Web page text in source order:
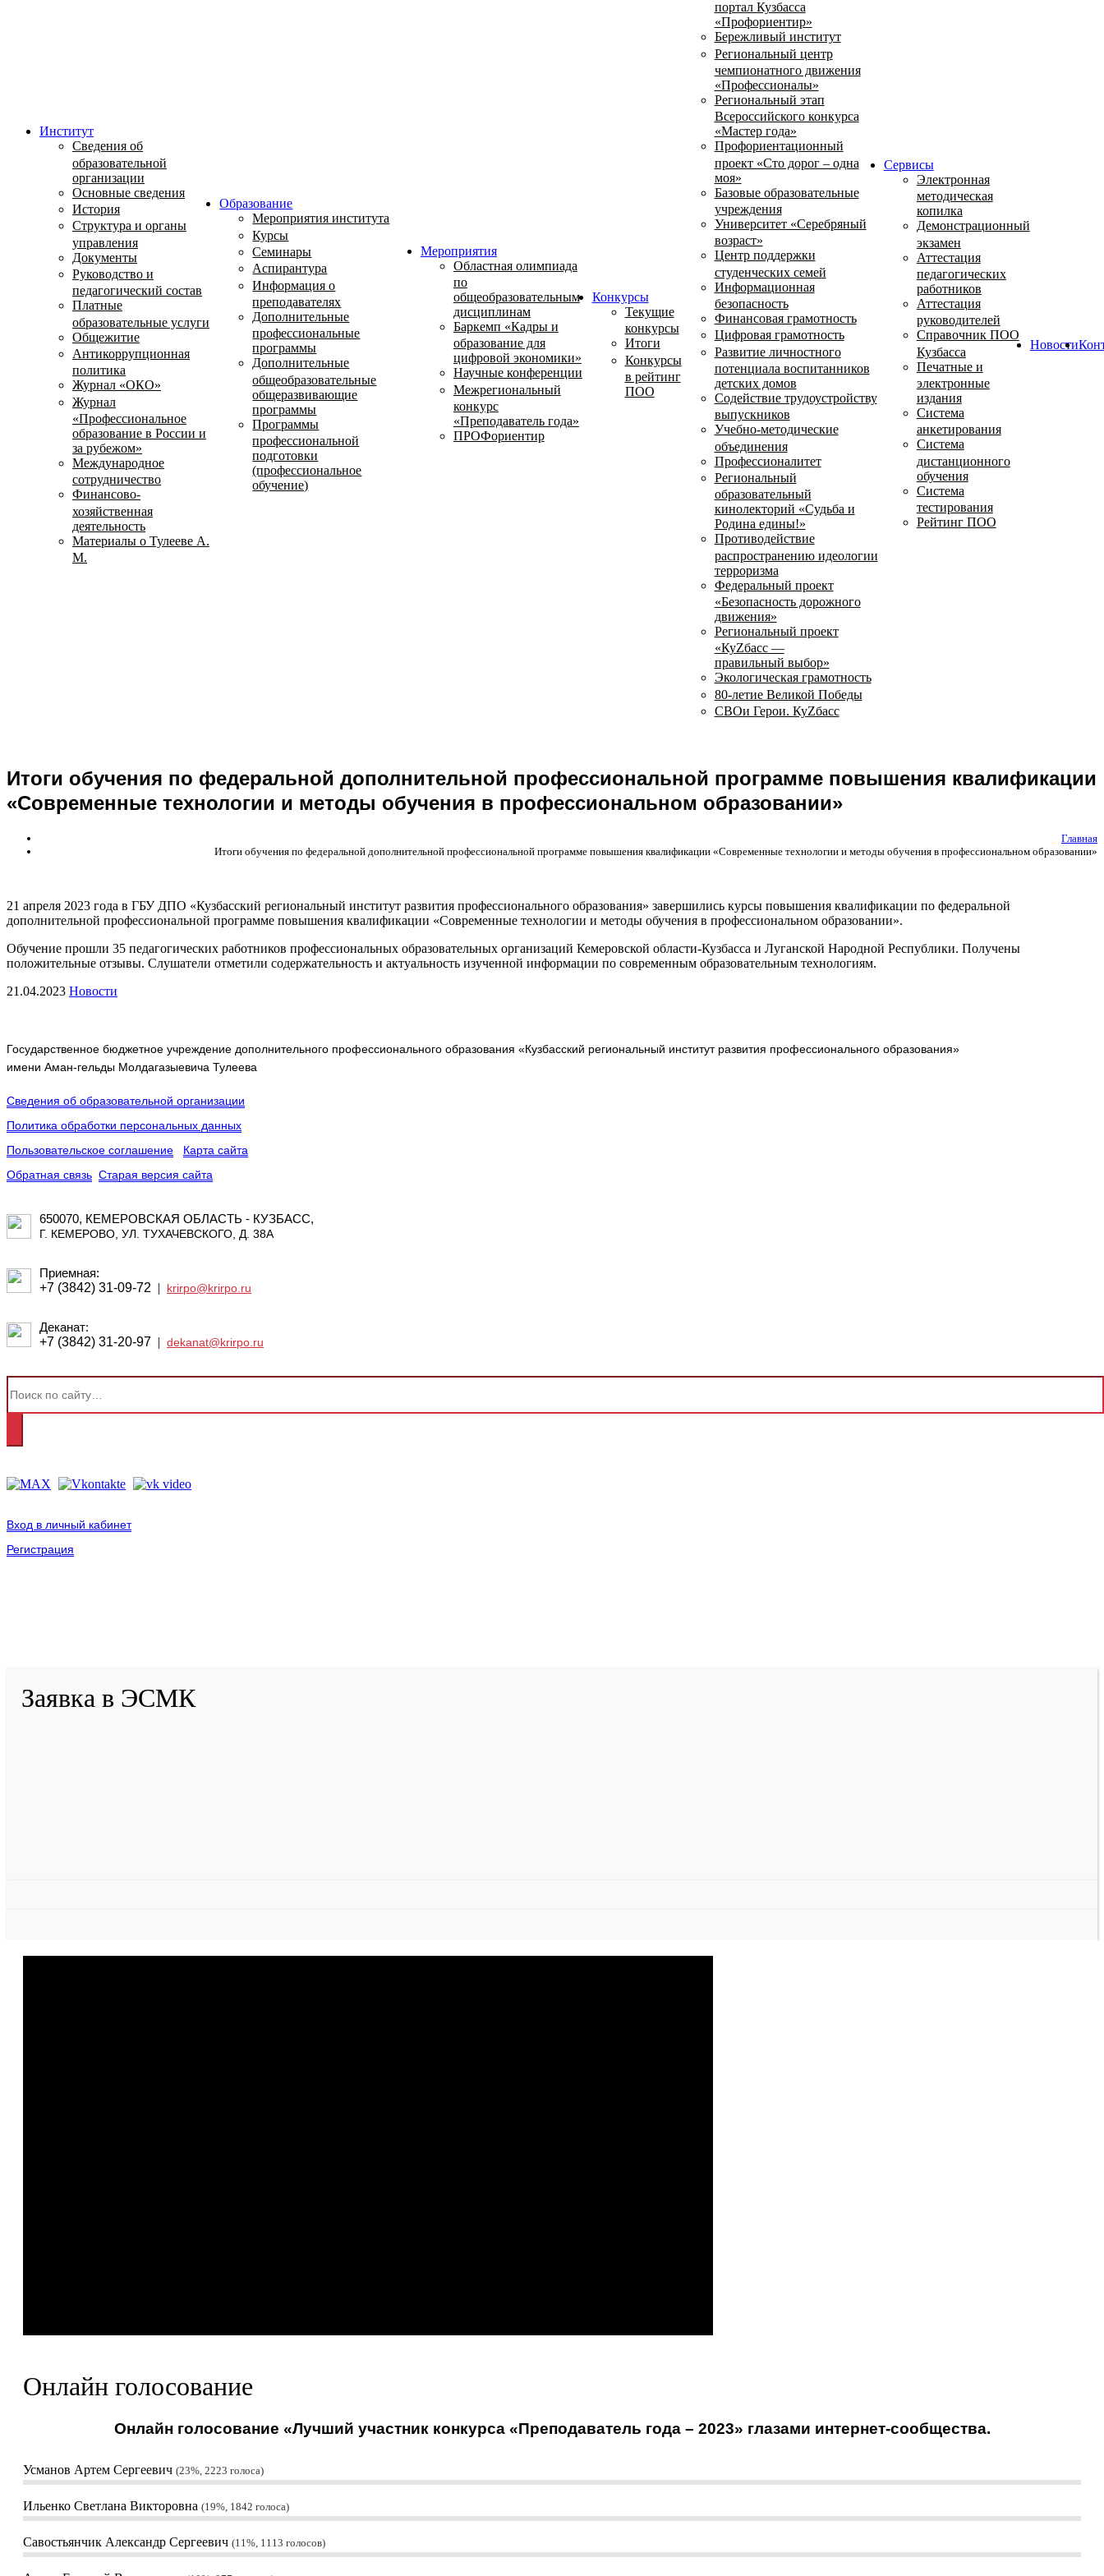
Институт
Сведения об
образовательной
организации
Основные сведения
История
Структура и органы
управления
Документы
Руководство и
педагогический состав
Платные
образовательные услуги
Общежитие
Антикоррупционная
политика
Журнал «ОКО»
Журнал
«Профессиональное
образование в России и
за рубежом»
Международное
сотрудничество
Финансово-
хозяйственная
деятельность
Материалы о Тулееве А.
М.
Образование
Мероприятия института
Курсы
Семинары
Аспирантура
Информация о
преподавателях
Дополнительные
профессиональные
программы
Дополнительные
общеобразовательные
общеразвивающие
программы
Программы
профессиональной
подготовки
(профессиональное
обучение)
Мероприятия
Областная олимпиада
по
общеобразовательным
дисциплинам
Баркемп «Кадры и
образование для
цифровой экономики»
Научные конференции
Межрегиональный
конкурс
«Преподаватель года»
ПРОФориентир
Конкурсы
Текущие
конкурсы
Итоги
Конкурсы
в рейтинг
ПОО
портал Кузбасса
«Профориентир»
Бережливый институт
Региональный центр
чемпионатного движения
«Профессионалы»
Региональный этап
Всероссийского конкурса
«Мастер года»
Профориентационный
проект «Сто дорог – одна
моя»
Базовые образовательные
учреждения
Университет «Серебряный
возраст»
Центр поддержки
студенческих семей
Информационная
безопасность
Финансовая грамотность
Цифровая грамотность
Развитие личностного
потенциала воспитанников
детских домов
Содействие трудоустройству
выпускников
Учебно-методические
объединения
Профессионалитет
Региональный
образовательный
кинолекторий «Судьба и
Родина едины!»
Противодействие
распространению идеологии
терроризма
Федеральный проект
«Безопасность дорожного
движения»
Региональный проект
«КуZбасс —
правильный выбор»
Экологическая грамотность
80-летие Великой Победы
СВОи Герои. КуZбасс
Сервисы
Электронная
методическая
копилка
Демонстрационный
экзамен
Аттестация
педагогических
работников
Аттестация
руководителей
Справочник ПОО
Кузбасса
Печатные и
электронные
издания
Система
анкетирования
Система
дистанционного
обучения
Система
тестирования
Рейтинг ПОО
Новости
Итоги обучения по федеральной дополнительной профессиональной программе повышения квалификации
«Современные технологии и методы обучения в профессиональном образовании»
Главная
Итоги обучения по федеральной дополнительной профессиональной программе повышения квалификации «Современные технологии и методы обучения в профессиональном образовании»
21 апреля 2023 года в ГБУ ДПО «Кузбасский региональный институт развития профессионального образования» завершились курсы повышения квалификации по федеральной
дополнительной профессиональной программе повышения квалификации «Современные технологии и методы обучения в профессиональном образовании».
Обучение прошли 35 педагогических работников профессиональных образовательных организаций Кемеровской области-Кузбасса и Луганской Народной Республики. Получены
положительные отзывы. Слушатели отметили содержательность и актуальность изученной информации по современным образовательным технологиям.
21.04.2023 Новости
Государственное бюджетное учреждение дополнительного профессионального образования «Кузбасский региональный институт развития профессионального образования»
имени Аман-гельды Молдагазыевича Тулеева
Сведения об образовательной организации
Политика обработки персональных данных
Пользовательское соглашение
Карта сайта
Обратная связь Старая версия сайта
650070, КЕМЕРОВСКАЯ ОБЛАСТЬ - КУЗБАСС,
Г. КЕМЕРОВО, УЛ. ТУХАЧЕВСКОГО, Д. 38А
Приемная:
+7 (3842) 31-09-72 | krirpo@krirpo.ru
Деканат:
+7 (3842) 31-20-97 | dekanat@krirpo.ru
Вход в личный кабинет
Регистрация
Заявка в ЭСМК
Онлайн голосование
Онлайн голосование «Лучший участник конкурса «Преподаватель года – 2023» глазами интернет-сообщества.
Усманов Артем Сергеевич 23%, 2223 голоса
Ильенко Светлана Викторовна 19%, 1842 голоса
Савостьянчик Александр Сергеевич 11%, 1113 голосов